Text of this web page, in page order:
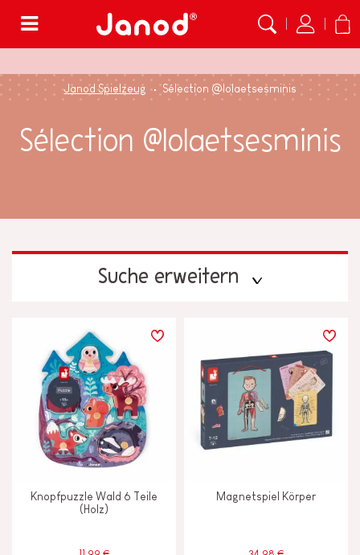
Janod Spielzeug Sélection @lolaetsesminis
Sélection @lolaetsesminis
Suche erweitern
Knopfpuzzle Wald 6 Teile
(Holz)
Magnetspiel Körper